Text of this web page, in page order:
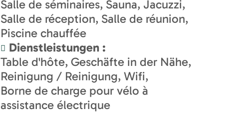
Salle de séminaires Sauna Jacuzzi
Salle de réception Salle de réunion
Piscine chauffée
Dienstleistungen :
Table d'hôte Geschäfte in der Nähe
Reinigung / Reinigung Wifi
Borne de charge pour vélo à
assistance électrique